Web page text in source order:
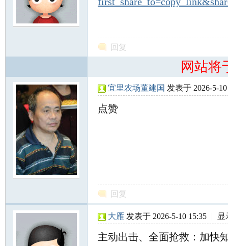
回复
网站将
宜里农场董建国 发表于 2026-5-
点赞
回复
大雁 发表于 2026-5-10 15:35 | 显
主动出击、全面抢救：加快